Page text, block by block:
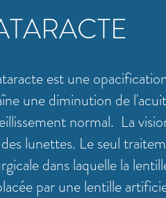
est une
une diminution de
normal. La
lunettes. Le seul
dans laquelle la
par une lentille